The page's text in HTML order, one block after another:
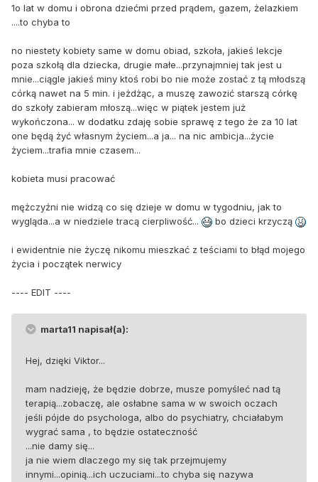
1o lat w domu i obrona dziećmi przed prądem, gazem, żelazkiem
....to chyba to
no niestety kobiety same w domu obiad, szkoła, jakieś lekcje
poza szkołą dla dziecka, drugie małe...przynajmniej tak jest u
mnie...ciągle jakieś miny ktoś robi bo nie może zostać z tą młodszą
córką nawet na 5 min. i jeżdżąc, a muszę zawozić starszą córkę
do szkoły zabieram młoszą...więc w piątek jestem już
wykończona... w dodatku zdaję sobie sprawę z tego że za 10 lat
one będą żyć własnym życiem...a ja... na nic ambicja...życie
życiem...trafia mnie czasem...
kobieta musi pracować
mężczyźni nie widzą co się dzieje w domu w tygodniu, jak to
wygląda...a w niedziele tracą cierpliwość...
bo dzieci krzyczą
i ewidentnie nie życzę nikomu mieszkać z teściami to błąd mojego
życia i początek nerwicy
---- EDIT ----
marta11 napisał(a):
Hej, dzięki Viktor...
mam nadzieję, że będzie dobrze, musze pomyśleć nad tą
terapią...zobaczę, ale osłabne sama w w swoich oczach
jeśli pójde do psychologa, albo do psychiatry, chciałabym
wygrać sama , to będzie ostateczność
...nie damy się...
ja nie wiem dlaczego my się tak przejmujemy
innymi...opinią...ich uczuciami...to chyba się nazywa